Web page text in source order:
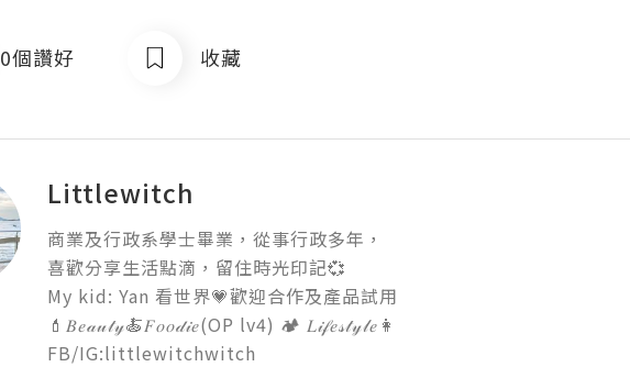
0個讚好 收藏
Littlewitch
商業及行政系學士畢業，從事行政多年，
喜歡分享生活點滴，留住時光印記💞
My kid: Yan 看世界💗歡迎合作及產品試用
💄𝐵𝑒𝒶𝓊𝓉𝓎🍝𝐹𝑜𝑜𝒹𝒾𝑒(OP lv4) 🏕 𝐿𝒾𝒻𝑒𝓈𝓉𝓎𝓁𝑒👩
FB/IG:littlewitchwitch